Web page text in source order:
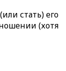
стать) его
(хотя